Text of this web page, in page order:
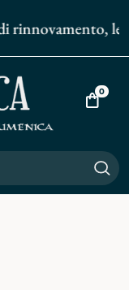
rinnovamento,
Vai
0